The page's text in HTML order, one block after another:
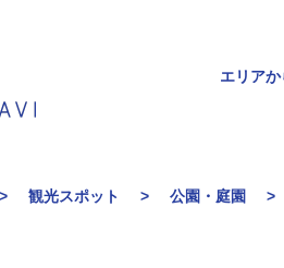
エリア
観光スポット 公園・庭園